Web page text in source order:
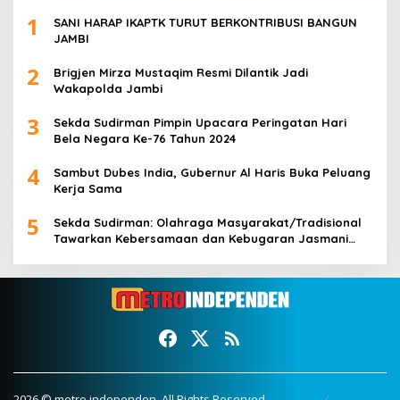
1
SANI HARAP IKAPTK TURUT BERKONTRIBUSI BANGUN
JAMBI
2
Brigjen Mirza Mustaqim Resmi Dilantik Jadi
Wakapolda Jambi
3
Sekda Sudirman Pimpin Upacara Peringatan Hari
Bela Negara Ke-76 Tahun 2024
4
Sambut Dubes India, Gubernur Al Haris Buka Peluang
Kerja Sama
5
Sekda Sudirman: Olahraga Masyarakat/Tradisional
Tawarkan Kebersamaan dan Kebugaran Jasmani